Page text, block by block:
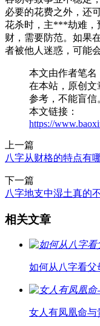
必要的花费之外，还
花杀时，主***劫难，
财，需要防范。如果
者被他人迷惑，可能
本文由作者笔名
在本站，原创
参考，不能盲信
本文链接：
https://
上一篇
八字从财格的特点有
下一篇
八字地支中湿土真的
相关文章
如何从八字看父
女人有凤凰命与